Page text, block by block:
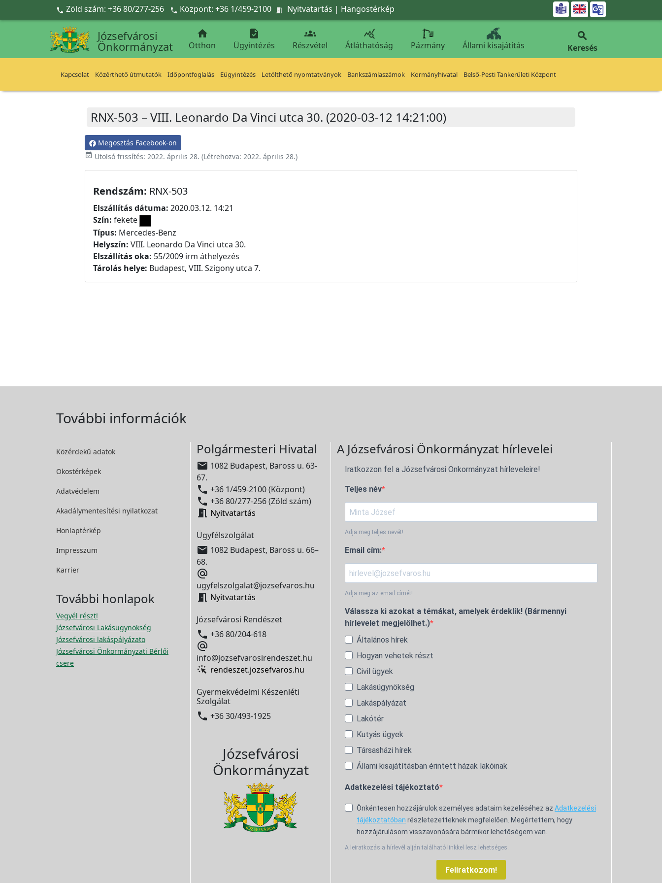
Ugrás a fő tartalomra
 Zöld szám: +36 80/277-256  Központ: +36 1/459-2100  Nyitvatartás | Hangostérkép 
Józsefvárosi
Önkormányzat

Otthon

Ügyintézés

Részvétel

Átláthatóság Pázmány Állami kisajátítás

Keresés
Kapcsolat Közérthető útmutatók Időpontfoglalás Eügyintézés Letölthető nyomtatványok Bankszámlaszámok Kormányhivatal Belső-Pesti Tankerületi Központ
RNX-503 – VIII. Leonardo Da Vinci utca 30. (2020-03-12 14:21:00)
Megosztás Facebook-on
event_available Utolsó frissítés: 2022. április 28. (Létrehozva: 2022. április 28.)
Rendszám: RNX-503
Elszállítás dátuma: 2020.03.12. 14:21
Szín: fekete
Típus: Mercedes-Benz
Helyszín: VIII. Leonardo Da Vinci utca 30.
Elszállítás oka: 55/2009 irm áthelyezés
Tárolás helye: Budapest, VIII. Szigony utca 7.
További információk
Közérdekű adatok
Okostérképek
Adatvédelem
Akadálymentesítési nyilatkozat
Honlaptérkép
Impresszum
Karrier
További honlapok
Vegyél részt!
Józsefvárosi Lakásügynökség
Józsefvárosi lakáspályázato
Józsefvárosi Önkormányzati Bérlői
csere
Polgármesteri Hivatal
 1082 Budapest, Baross u. 63-
67.
 +36 1/459-2100 (Központ)
 +36 80/277-256 (Zöld szám)
 Nyitvatartás
Ügyfélszolgálat
 1082 Budapest, Baross u. 66–
68.

ugyfelszolgalat@jozsefvaros.hu
 Nyitvatartás
Józsefvárosi Rendészet
 +36 80/204-618

info@jozsefvarosirendeszet.hu
rendeszet.jozsefvaros.hu
Gyermekvédelmi Készenléti
Szolgálat
 +36 30/493-1925
Józsefvárosi
Önkormányzat
A Józsefvárosi Önkormányzat hírlevelei
Iratkozzon fel a Józsefvárosi Önkormányzat hírleveleire!
Teljes név
Adja meg teljes nevét!
Email cím:
Adja meg az email címét!
Válassza ki azokat a témákat, amelyek érdeklik! (Bármennyi
hírlevelet megjelölhet.)
Általános hírek
Hogyan vehetek részt
Civil ügyek
Lakásügynökség
Lakáspályázat
Lakótér
Kutyás ügyek
Társasházi hírek
Állami kisajátításban érintett házak lakóinak
Adatkezelési tájékoztató
Önkéntesen hozzájárulok személyes adataim kezeléséhez az Adatkezelési
tájékoztatóban részletezetteknek megfelelően. Megértettem, hogy
hozzájárulásom visszavonására bármikor lehetőségem van.
A leiratkozás a hírlevél alján található linkkel lesz lehetséges.
Feliratkozom!